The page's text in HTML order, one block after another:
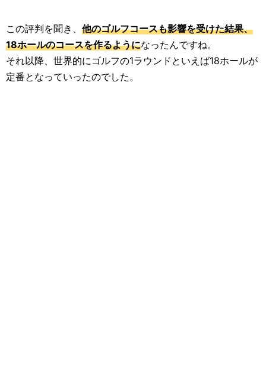
この評判を聞き、 他のゴルフコースも影響を受けた結果、
18ホールのコースを作るようになったんですね。
それ以降、世界的にゴルフの1ラウンドといえば18ホールが
定番となっていったのでした。